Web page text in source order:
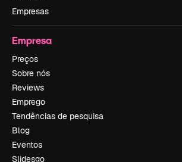
Empresas
Empresa
Preços
Sobre nós
Reviews
Emprego
Tendências de pesquisa
Blog
Eventos
Slidesgo